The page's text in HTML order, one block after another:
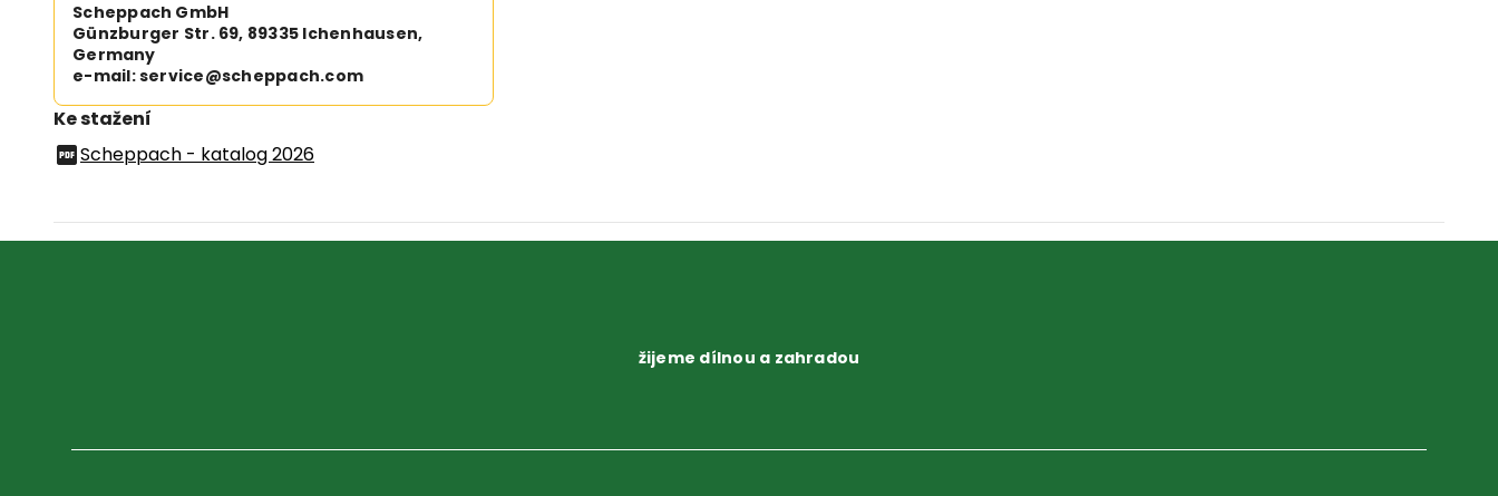
Scheppach GmbH
Günzburger Str. 69, 89335 Ichenhausen,
Germany
e-mail: service@scheppach.com
Ke stažení
Scheppach - katalog 2026
žijeme dílnou a zahradou